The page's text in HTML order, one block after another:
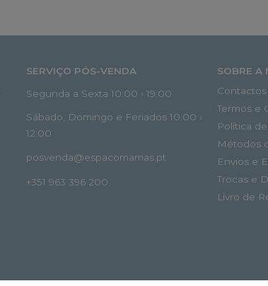
SERVIÇO PÓS-VENDA
Segunda a Sexta 10:00 › 19:00
Sábado, Domingo e Feriados 10:00 ›
12:00
posvenda@espacomamas.pt
+351 963 396 200
SOBRE A
Contactos
Termos e
Política
Métodos
Envios e
Trocas e
Livro de